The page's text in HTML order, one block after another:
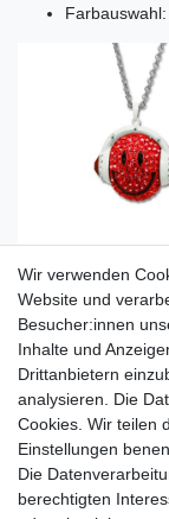
Wir verwenden
Website und
Besucher:innen
Inhalte und
Drittanbietern
analysieren. Die
Cookies. Wir teilen
Einstellungen
Die
berechtigten